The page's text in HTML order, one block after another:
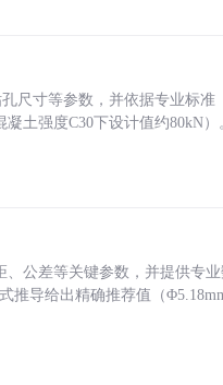
尺寸等参数，并依据专业标准
土强度C30下设计值约80kN
、公差等关键参数，并提供专
推导给出精确推荐值（